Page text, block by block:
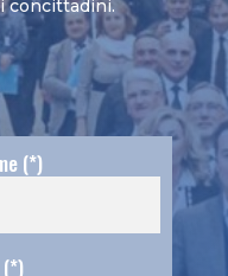
concittadini.
(*)